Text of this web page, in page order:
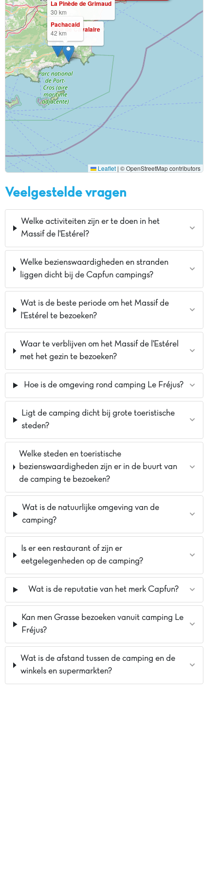
La Pinède de Grimaud
30 km
Baie de Cavalaire
41 km
Pachacaid
42 km
Leaflet | © OpenStreetMap contributors
Veelgestelde vragen
Welke activiteiten zijn er te doen in het
Massif de l'Estérel?
Welke bezienswaardigheden en stranden
liggen dicht bij de Capfun campings?
Wat is de beste periode om het Massif de
l'Estérel te bezoeken?
Waar te verblijven om het Massif de l'Estérel
met het gezin te bezoeken?
Hoe is de omgeving rond camping Le Fréjus?
Ligt de camping dicht bij grote toeristische
steden?
Welke steden en toeristische
bezienswaardigheden zijn er in de buurt van
de camping te bezoeken?
Wat is de natuurlijke omgeving van de
camping?
Is er een restaurant of zijn er
eetgelegenheden op de camping?
Wat is de reputatie van het merk Capfun?
Kan men Grasse bezoeken vanuit camping Le
Fréjus?
Wat is de afstand tussen de camping en de
winkels en supermarkten?